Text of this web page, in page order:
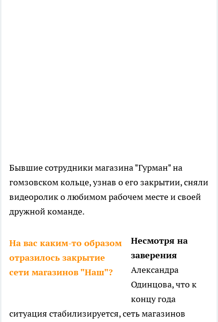
Бывшие сотрудники магазина "Гурман" на
гомзовском кольце, узнав о его закрытии, сняли
видеоролик о любимом рабочем месте и своей
дружной команде.
На вас каким-то образом
отразилось закрытие
сети магазинов "Наш"?
Несмотря на
заверения
Александра
Одинцова, что к
концу года
ситуация стабилизируется, сеть магазинов